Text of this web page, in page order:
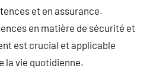
et en assurance.
en matière de sécurité et
est crucial et applicable
la vie quotidienne.